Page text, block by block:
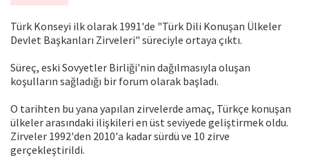
Türk Konseyi ilk olarak 1991'de "Türk Dili Konuşan Ülkeler
Devlet Başkanları Zirveleri" süreciyle ortaya çıktı.
Süreç, eski Sovyetler Birliği'nin dağılmasıyla oluşan
koşulların sağladığı bir forum olarak başladı.
O tarihten bu yana yapılan zirvelerde amaç, Türkçe konuşan
ülkeler arasındaki ilişkileri en üst seviyede geliştirmek oldu.
Zirveler 1992'den 2010'a kadar sürdü ve 10 zirve
gerçekleştirildi.